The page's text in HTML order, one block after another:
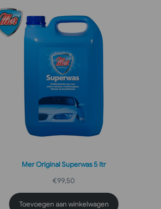
Mer Original Superwas 5 ltr
€99,50
Toevoegen aan winkelwagen